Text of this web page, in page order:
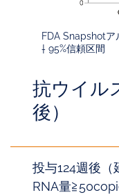
FDA Snapshotア
† 95%信頼区間
抗ウイル
後）
投与124週後（
RNA量